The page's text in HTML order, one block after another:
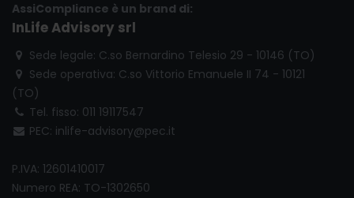
AssiCompliance è un brand di:
InLife Advisory srl
Sede legale: C.so Bernardino Telesio 29 - 10146 (TO)
Sede operativa: C.so Vittorio Emanuele II 74 - 10121
(TO)
Tel. fisso: 011 19117547
PEC: inlife-advisory@pec.it
P.IVA: 12601410017
Numero REA: TO-1302650